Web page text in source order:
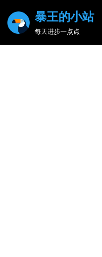
Skip
暴王的小站
每天进步一点点